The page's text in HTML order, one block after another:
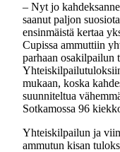
– Nyt jo
saanut paljon
ensinmäistä kertaa
Cupissa ammuttiin
parhaan osakilpailun
mukaan, koska
suunniteltua
Sotkamossa 96
Yhteiskilpailun ja
ammutun kisan